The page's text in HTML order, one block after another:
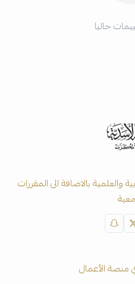
حاليا
والعلمية بالاضافة الى المقررات
منصة الأعمال